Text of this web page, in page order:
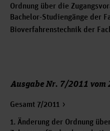
Ordnung über die
Bachelor-Studiengänge der
Bioverfahrenstechnik der
Ausgabe Nr. 7/2011 vom
Gesamt 7/2011
1. Änderung der Ordnung